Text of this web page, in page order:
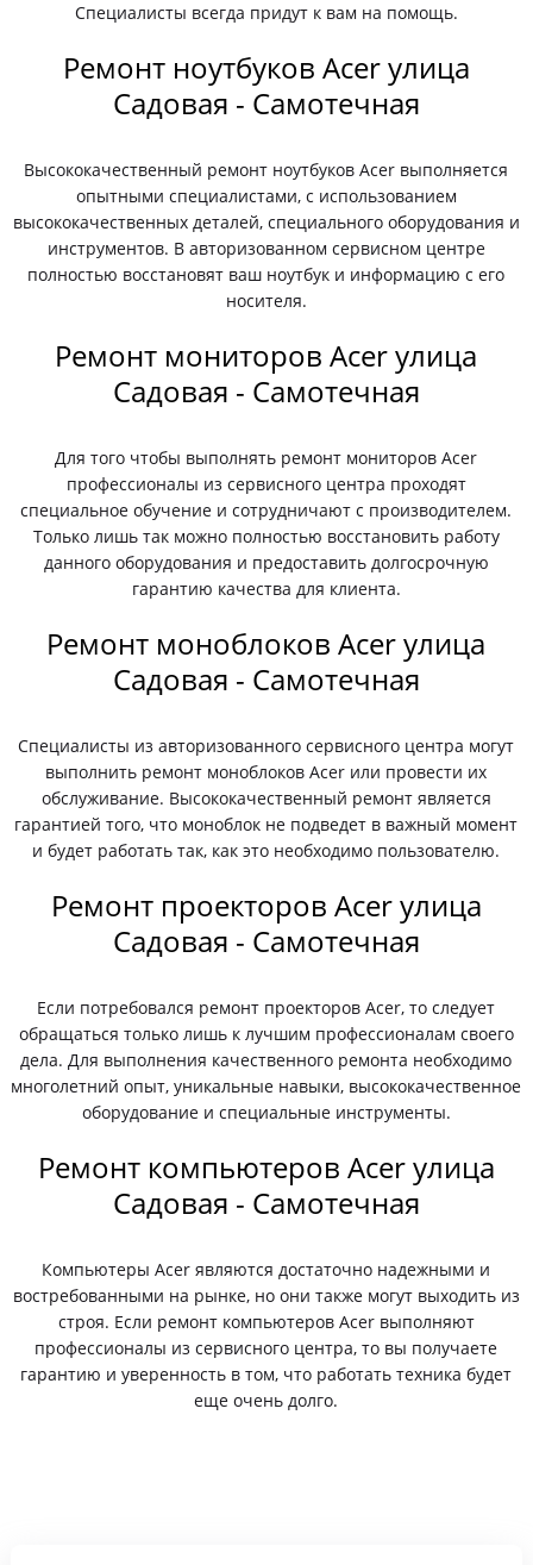
Специалисты всегда придут к вам на помощь.
Ремонт ноутбуков Acer улица
Садовая - Самотечная
Высококачественный ремонт ноутбуков Acer выполняется
опытными специалистами, с использованием
высококачественных деталей, специального оборудования и
инструментов. В авторизованном сервисном центре
полностью восстановят ваш ноутбук и информацию с его
носителя.
Ремонт мониторов Acer улица
Садовая - Самотечная
Для того чтобы выполнять ремонт мониторов Acer
профессионалы из сервисного центра проходят
специальное обучение и сотрудничают с производителем.
Только лишь так можно полностью восстановить работу
данного оборудования и предоставить долгосрочную
гарантию качества для клиента.
Ремонт моноблоков Acer улица
Садовая - Самотечная
Специалисты из авторизованного сервисного центра могут
выполнить ремонт моноблоков Acer или провести их
обслуживание. Высококачественный ремонт является
гарантией того, что моноблок не подведет в важный момент
и будет работать так, как это необходимо пользователю.
Ремонт проекторов Acer улица
Садовая - Самотечная
Если потребовался ремонт проекторов Acer, то следует
обращаться только лишь к лучшим профессионалам своего
дела. Для выполнения качественного ремонта необходимо
многолетний опыт, уникальные навыки, высококачественное
оборудование и специальные инструменты.
Ремонт компьютеров Acer улица
Садовая - Самотечная
Компьютеры Acer являются достаточно надежными и
востребованными на рынке, но они также могут выходить из
строя. Если ремонт компьютеров Acer выполняют
профессионалы из сервисного центра, то вы получаете
гарантию и уверенность в том, что работать техника будет
еще очень долго.